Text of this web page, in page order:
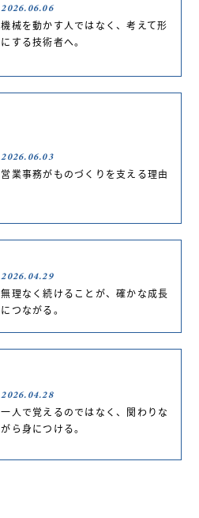
2026.06.06
機械を動かす人ではなく、考えて形
にする技術者へ。
2026.06.03
営業事務がものづくりを支える理由
2026.04.29
無理なく続けることが、確かな成長
につながる。
2026.04.28
一人で覚えるのではなく、関わりな
がら身につける。